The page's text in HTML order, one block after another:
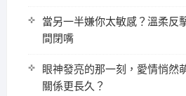
當另一半嫌你太敏感？溫柔反
間閉嘴
眼神發亮的那一刻，愛情悄然
關係更長久？